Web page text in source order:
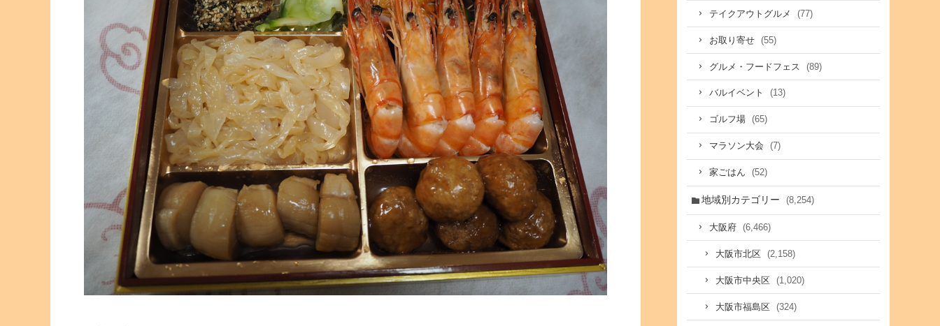
テイクアウトグルメ (77)
お取り寄せ (55)
グルメ・フードフェス (89)
バルイベント (13)
ゴルフ場 (65)
マラソン大会 (7)
家ごはん (52)
地域別カテゴリー (8,254)
大阪府 (6,466)
大阪市北区 (2,158)
大阪市中央区 (1,020)
大阪市福島区 (324)